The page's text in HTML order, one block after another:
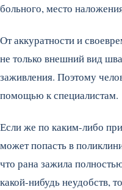
больного, место
От аккуратности и
не только внешний вид
заживления. Поэтому
помощью к специалистам.
Если же по каким-либо
может попасть в
что рана зажила
какой-нибудь неудобств,